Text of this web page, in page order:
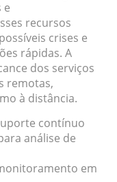
e
recursos
crises e
rápidas. A
dos serviços
remotas,
à distância.
contínuo
análise de
em